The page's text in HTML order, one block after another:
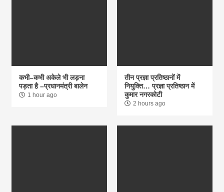
कभी–कभी अकेले भी लड़ना
पड़ता है –प्रधानमंत्री बालेन
1 hour ago
तीन प्रज्ञा प्रतिष्ठानों में
नियुक्ति… प्रज्ञा प्रतिष्ठान में
कुमार नगरकोटी
2 hours ago